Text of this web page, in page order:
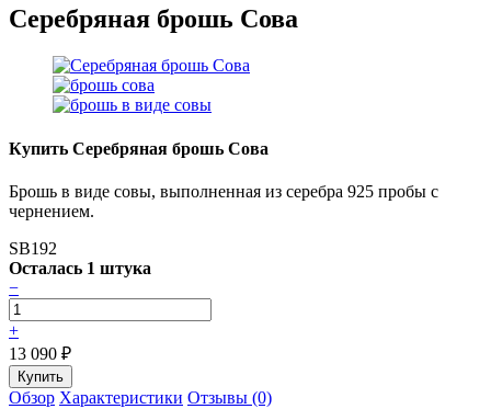
Серебряная брошь Сова
Купить Серебряная брошь Сова
Брошь в виде совы, выполненная из серебра 925 пробы с
чернением.
SB192
Осталась 1 штука
−
+
13 090 ₽
Обзор Характеристики Отзывы (0)